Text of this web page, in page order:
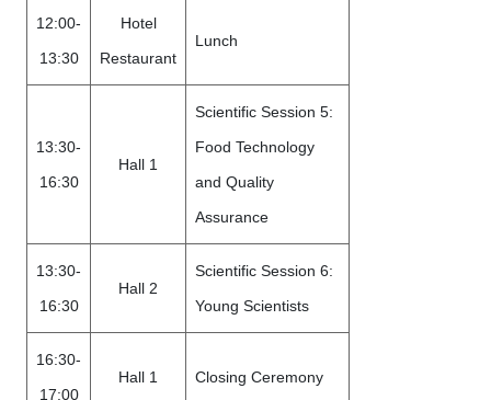
12:00-
13:30
Hotel
Restaurant
Lunch
13:30-
16:30
Hall 1
Scientific Session 5:
Food Technology
and Quality
Assurance
13:30-
16:30
Hall 2
Scientific Session 6:
Young Scientists
16:30-
17:00
Hall 1 Closing Ceremony